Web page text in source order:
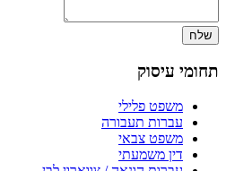
תחומי עיסוק
משפט פלילי
עברות תעבורה
משפט צבאי
דין משמעתי